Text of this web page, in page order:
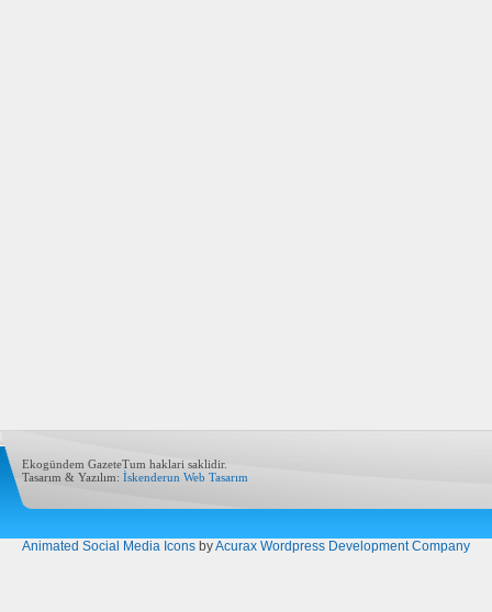
Ekogündem GazeteTum haklari saklidir.
Tasarım & Yazılım: İskenderun Web Tasarım
Animated Social Media Icons byAcurax Wordpress Development Company